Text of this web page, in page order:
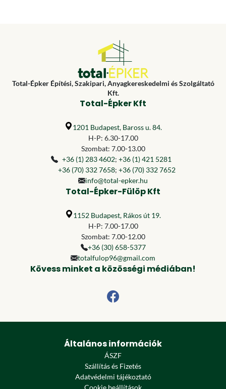
Total-Épker Építési, Szakipari, Anyagkereskedelmi és Szolgáltató
Kft.
Total-Épker Kft
1201 Budapest, Baross u. 84.
H-P: 6.30-17.00
Szombat: 7.00-13.00
+36 (1) 283 4602; +36 (1) 421 5281
+36 (70) 332 7658; +36 (70) 332 7652
info@total-epker.hu
Total-Épker-Fülöp Kft
1152 Budapest, Rákos út 19.
H-P: 7.00-17.00
Szombat: 7.00-12.00
+36 (30) 658-5377
totalfulop96@gmail.com
Kövess minket a közösségi médiában!
Általános információk
ÁSZF
Szállítás és Fizetés
Adatvédelmi tájékoztató
Cookie beállítások